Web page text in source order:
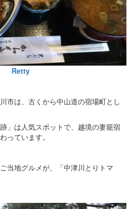
Retty
市は、古くから中山道の宿場町とし
」は人気スポットで、越境の妻籠宿
っています。
当地グルメが、「中津川とりトマ